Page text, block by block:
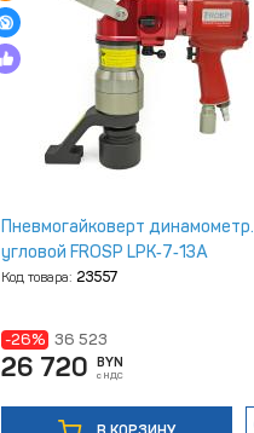
Пневмогайковерт динамометр.
угловой FROSP LPK‑7‑13A
Код товара: 23557
-26% 36 523
26 720 BYN
с НДС